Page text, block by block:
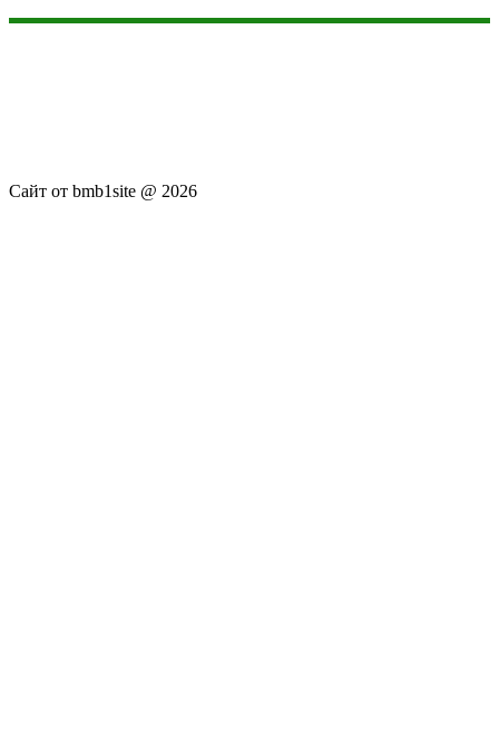
Сайт от bmb1site @ 2026